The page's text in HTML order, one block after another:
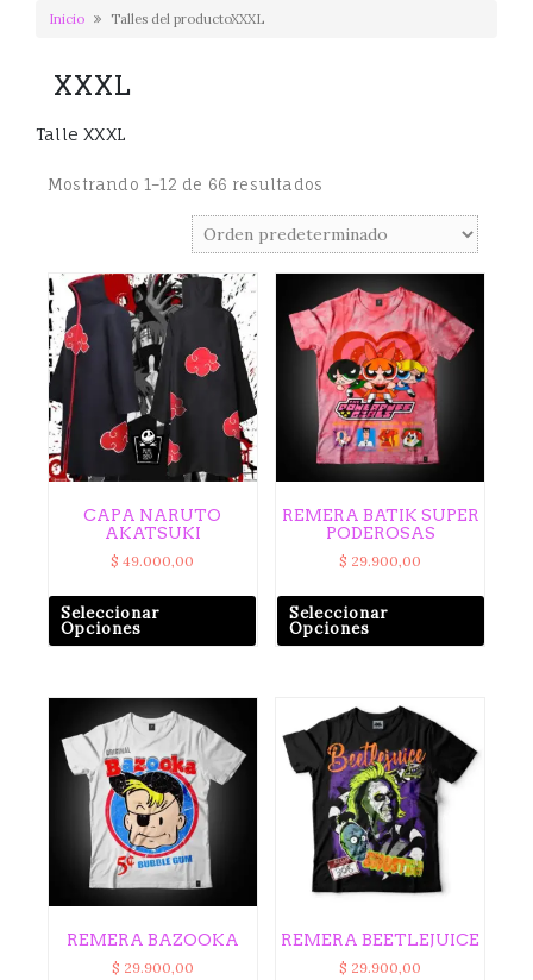
Inicio Talles del productoXXXL
XXXL
Talle XXXL
Mostrando 1–12 de 66 resultados
CAPA NARUTO
AKATSUKI
$ 49.000,00
Seleccionar
Opciones
REMERA BATIK SUPER
PODEROSAS
$ 29.900,00
Seleccionar
Opciones
REMERA BAZOOKA
$ 29.900,00
REMERA BEETLEJUICE
$ 29.900,00